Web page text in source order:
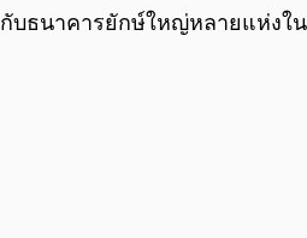
บธนาคารยักษ์ใหญ่หลายแห่งใ